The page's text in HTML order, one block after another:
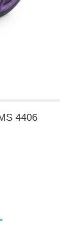
4406